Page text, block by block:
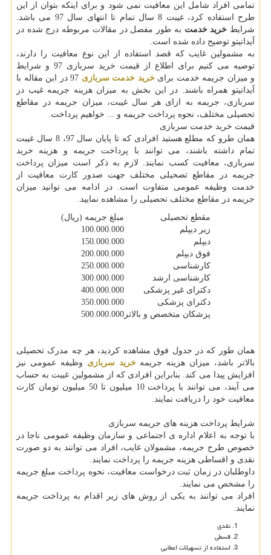
تمامی افراد شامل این معافیت نمی شود و برای اینکه بتوان از این
طرح استفاده کرد، غیبت 8 سال تمام تا انتهای سال 97 می باشد.
شرایط خرید خدمت به طور مفصل در مقالات مربوطه درج شده در
آیدانیتو توضیح داده شده است.
به مشمولین غایب که قصد استفاده از این نوع معافیت را دارند،
توصیه می کنیم برای اطلاع از قیمت خرید سربازی 97 و شرایط
و میزان جریمه خدمت برایخرید خدمت سربازی
97 در این مقاله با
آیدانیتو همراه باشند. در این بخش به میزان هزینه جریمه غیب در
سربازی، جریمه به ازای هر سال غیبت، میزان جریمه در مقاطع
تحصیلی مختلف، نحوه پرداخت جریمه و ... خواهیم پرداخت.
قیمت خرید خدمت سربازی
همان طرو که مطلع هستید افرادی که تا پایان سال 97، 8 سال غیبت
تمام داشته باشند، می توانند با پرداخت جریمه و هزینه خرید
سربازی، معافیت کسب نمایند. لازم به ذکر است میزان پرداخت
جریمه در مقاطع تصحیلی مختلف جهت صدور کارت معافیت از
خدمت وظیفه عمومی متفاوت است. در ادامه می توانید میزان
جریمه در مقاطع مختلف تحصیلی را مشاهده نمایید.
مقطع تحصیلی
مبلغ جریمه (ریال)
زیر دیپلم
100.000.000
دیپلم
150.000.000
فوق دیپلم
200.000.000
کارشناسی
250.000.000
کارشناسی ارشد
300.000.000
دکترای غیر پزشکی
400.000.000
دکترای پزشکی
350.000.000
پزشکان متخصص و بالاتر500.000.000
همان طور که در جدول فوق مشاهده کردید، هر چه مدرک تحصیلی
بالاتر باشد، میزان هزینه جریمهخرید سربازی وظیفه عمومی نیز
افزایش پیدا می کند. بنابراین افرادی که از مشمولین غیبت به حساب
می آیند، می توانند با پرداخت 10 میلیون تا 50 میلیون تومان کارت
معافیت خود را دریافت نمایند.
شرایط پرداخت هزینه های جریمه سربازی
با توجه به اعلام اداره ی اجتماعی و سازمان وظیفه عمومی ناجا در
خصوص طرح جریمه، مشمولان غایب، افراد می توانند به دو صورت
نقدی و اقساطی هزینه جریمه را پرداخت نمایند.
داوطلبان در زمان ثبت درخواست معافیت، نحوه پرداخت مبلغ جریمه
را مشخص می نمایند.
افراد می توانند به یکی از روش های زیر اقدام به پرداخت جریمه
نمایند.
نقدی
قسطی
استفاده از تسهیلات اعطایی